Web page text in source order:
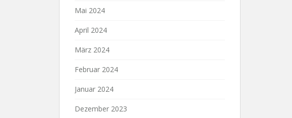
Mai 2024
April 2024
März 2024
Februar 2024
Januar 2024
Dezember 2023